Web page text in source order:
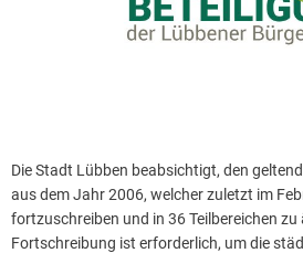
Die Stadt Lübben beabsichtigt, den
aus dem Jahr 2006, welcher zuletzt im
fortzuschreiben und in 36 Teilbereichen zu
Fortschreibung ist erforderlich, um die